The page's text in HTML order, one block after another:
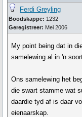
Ferdi Greyling
Boodskappe: 1232
Geregistreer: Mei 2006
My point being dat in
samelewing al in 'n
Ons samelewing het
die swart stamme wat
daardie tyd af is daar
eienaarskap.